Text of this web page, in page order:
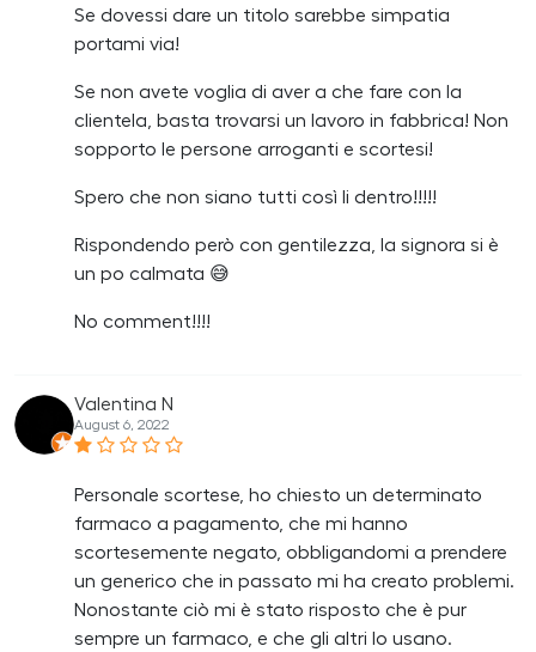
Se dovessi dare un titolo sarebbe simpatia
portami via!
Se non avete voglia di aver a che fare con la
clientela, basta trovarsi un lavoro in fabbrica! Non
sopporto le persone arroganti e scortesi!
Spero che non siano tutti così li dentro!!!!!
Rispondendo però con gentilezza, la signora si è
un po calmata 😅
No comment!!!!
Valentina N
August 6, 2022
Personale scortese, ho chiesto un determinato
farmaco a pagamento, che mi hanno
scortesemente negato, obbligandomi a prendere
un generico che in passato mi ha creato problemi.
Nonostante ciò mi è stato risposto che è pur
sempre un farmaco, e che gli altri lo usano.